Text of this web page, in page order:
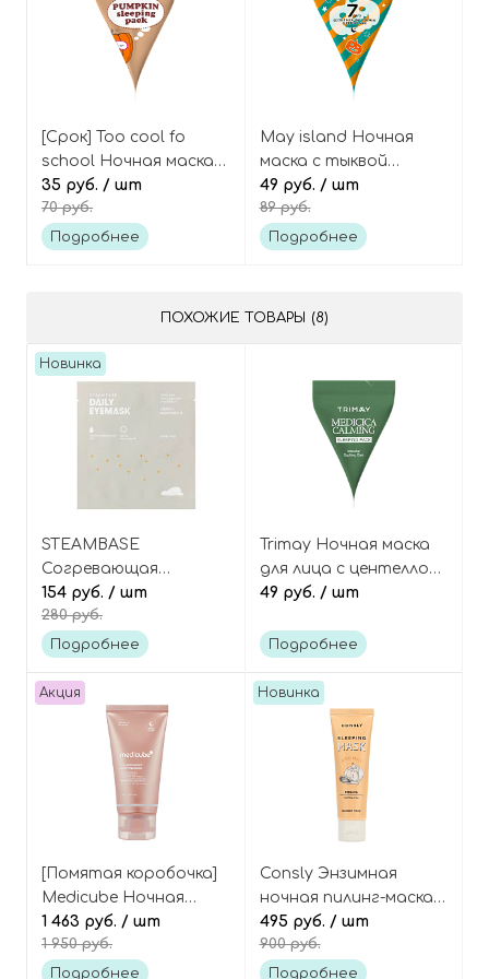
[Срок] Too cool fo
school Ночная маска
для лица с тыквой
(пирамидка) Pumpkin
sleeping pack
35 руб. / шт
70 руб.
Подробнее
May island Ночная
маска с тыквой
пирамидка 7 Days
secret healing pumpkin
sleeping pack
49 руб. / шт
89 руб.
Подробнее
ПОХОЖИЕ ТОВАРЫ (8)
Новинка
STEAMBASE
Согревающая
паровая маска для
глаз «Без Аромата»,
Daily Eyemask Untitled
154 руб. / шт
280 руб.
Подробнее
Trimay Ночная маска
для лица с центеллой
и алоэ вера
Calming Sleeping Pack
49 руб. / шт
Подробнее
Акция
[Помятая коробочка]
Medicube Ночная
маска-плёнка с
коллагеном и
церамидами, Collagen
1 463 руб. / шт
1 950 руб.
Подробнее
Новинка
Consly Энзимная
ночная пилинг-маска с
тыквой и чиа, Wonder
Food Pumpkin and
Chia Peeling Sleeping
495 руб. / шт
900 руб.
Подробнее